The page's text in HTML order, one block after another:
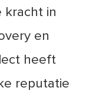
kracht in
en
heeft
reputatie